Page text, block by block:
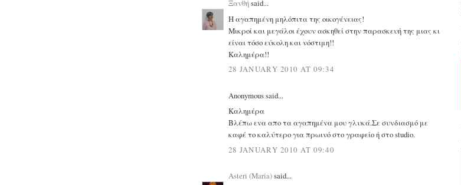
Ξανθήsaid...
Η αγαπημένη μηλόπιτα της οικογένειας!
Μικροί και μεγάλοι έχουν ασκηθεί στην παρασκευή της μιας κι
είναι τόσο εύκολη και νόστιμη!!
Καλημέρα!!
28 JANUARY 2010 AT 09:34
Anonymous said...
Καλημέρα
Βλέπω ενα απο τα αγαπημένα μου γλυκά.Σε συνδιασμό με
καφέ το καλύτερο για πρωινό στο γραφείο ή στο studio.
28 JANUARY 2010 AT 09:40
Asteri (Maria)said...